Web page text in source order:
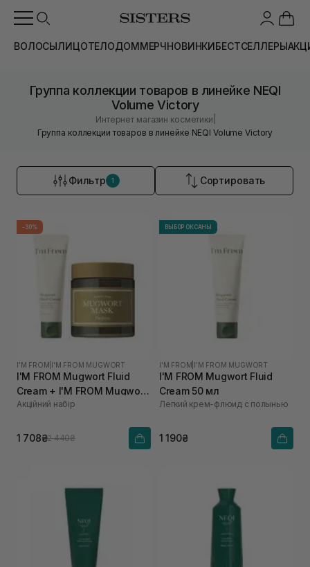
ВОЛОСЫЛИЦОТЕЛОДОММЕРЧНОВИНКИБЕСТСЕЛЛЕРЫ
Группа коллекции товаров в линейке NEQI
Volume Victory
Интернет магазин косметики
Группа коллекции товаров в линейке NEQI Volume Victory
Фильтр 1 Сортировать
-30%
I'M FROM I'M FROM MUGWORT
I'M FROM Mugwort Fluid
Cream + I'M FROM Mugwort
Mask
Акційний набір
1 708₴2 440₴
ВЫБОР ОКСАНЫ
I'M FROM I'M FROM MUGWORT
I'M FROM Mugwort Fluid
Cream 50 мл
Легкий крем-флюид с полынью
1 190₴